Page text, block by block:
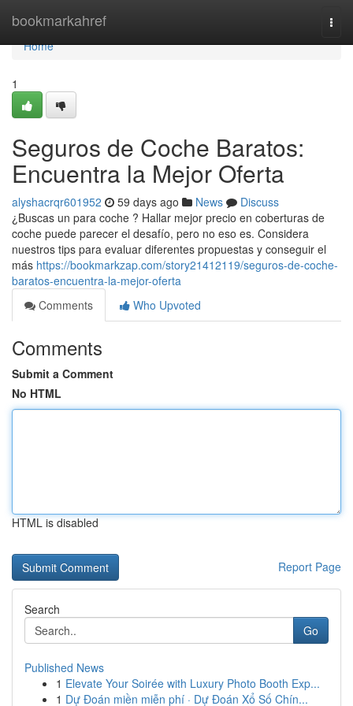
bookmarkahref
Home
Home
1
Seguros de Coche Baratos:
Encuentra la Mejor Oferta
alyshacrqr601952 59 days ago News
Discuss
¿Buscas un para coche ? Hallar mejor precio en coberturas de
coche puede parecer el desafío, pero no eso es. Considera
nuestros tips para evaluar diferentes propuestas y conseguir el
más https://bookmarkzap.com/story21412119/seguros-de-coche-
baratos-encuentra-la-mejor-oferta
Comments
Who Upvoted
Comments
Submit a Comment
No HTML
HTML is disabled
Report Page
Search
Go
Published News
1 Elevate Your Soirée with Luxury Photo Booth Exp...
1 Dự Đoán miền miễn phí · Dự Đoán Xổ Số Chín...